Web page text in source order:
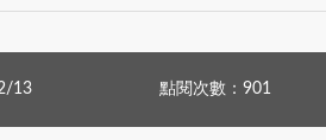
13 點閱次數：901